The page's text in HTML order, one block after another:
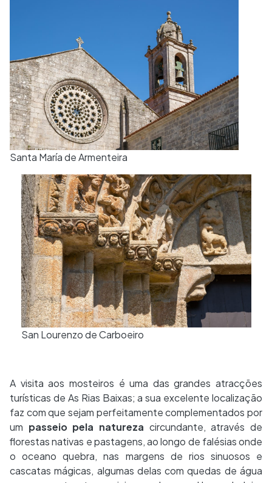
Santa María de Armenteira
San Lourenzo de Carboeiro
A visita aos mosteiros é uma das grandes atracções
turísticas de As Rias Baixas; a sua excelente localização
faz com que sejam perfeitamente complementados por
um passeio pela natureza circundante, através de
florestas nativas e pastagens, ao longo de falésias onde
o oceano quebra, nas margens de rios sinuosos e
cascatas mágicas, algumas delas com quedas de água